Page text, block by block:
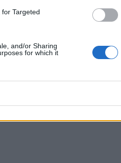
Targeted
and/or Sharing
for which it